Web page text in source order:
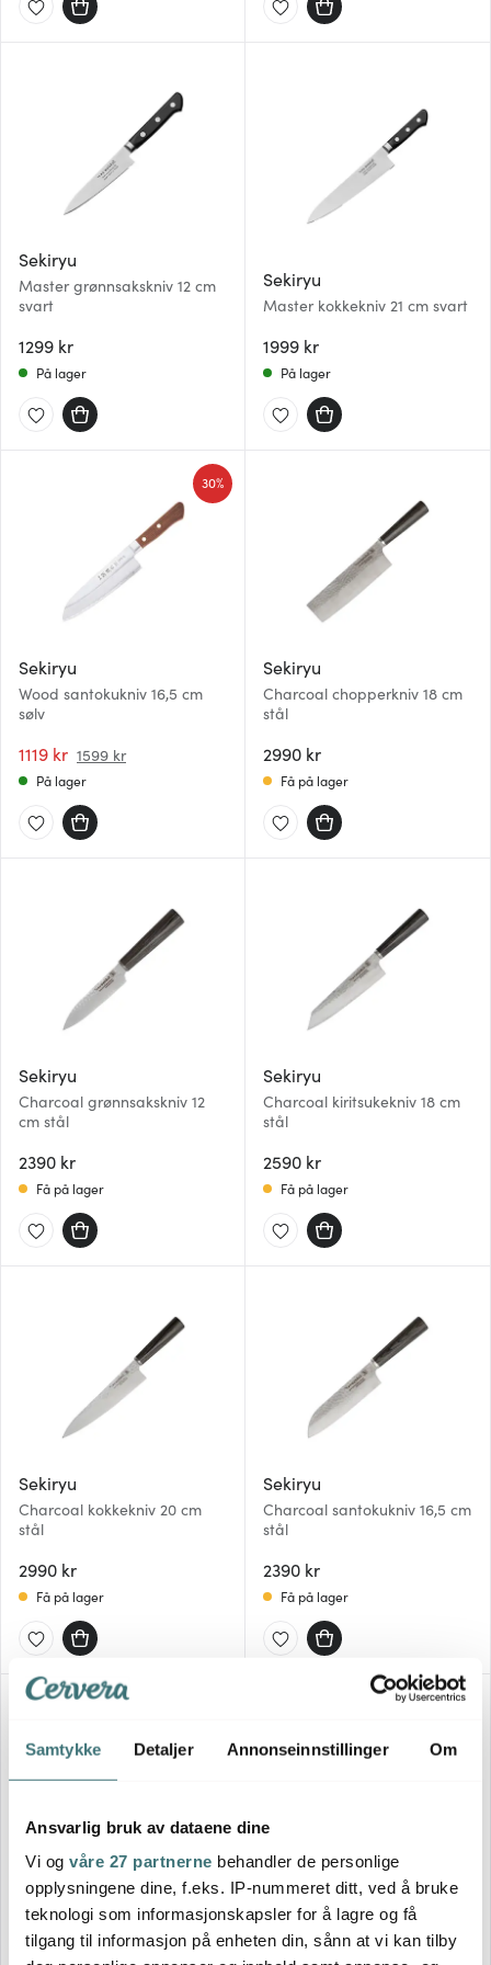
Samtykke Detaljer Annonseinnstillinger Om
Ansvarlig bruk av dataene dine
Vi og våre 27 partnerne behandler de personlige
opplysningene dine, f.eks. IP-nummeret ditt, ved å bruke
teknologi som informasjonskapsler for å lagre og få
tilgang til informasjon på enheten din, sånn at vi kan tilby
Sekiryu
Master grønnsakskniv 12 cm
svart
1299 kr
På lager
Sekiryu
Master kokkekniv 21 cm svart
1999 kr
På lager
Sekiryu
Wood santokukniv 16,5 cm
sølv
1119 kr 1599 kr
30%
På lager
Sekiryu
Charcoal chopperkniv 18 cm
stål
2990 kr
Få på lager
Sekiryu
Charcoal grønnsakskniv 12
cm stål
2390 kr
Få på lager
Sekiryu
Charcoal kiritsukekniv 18 cm
stål
2590 kr
Få på lager
Sekiryu
Charcoal kokkekniv 20 cm
stål
2990 kr
Få på lager
Sekiryu
Charcoal santokukniv 16,5 cm
stål
2390 kr
Få på lager
Sekiryu
Sashimikniv 24 cm stål/svart
Sekiryu
Sashimikniv 27 cm stål/svart